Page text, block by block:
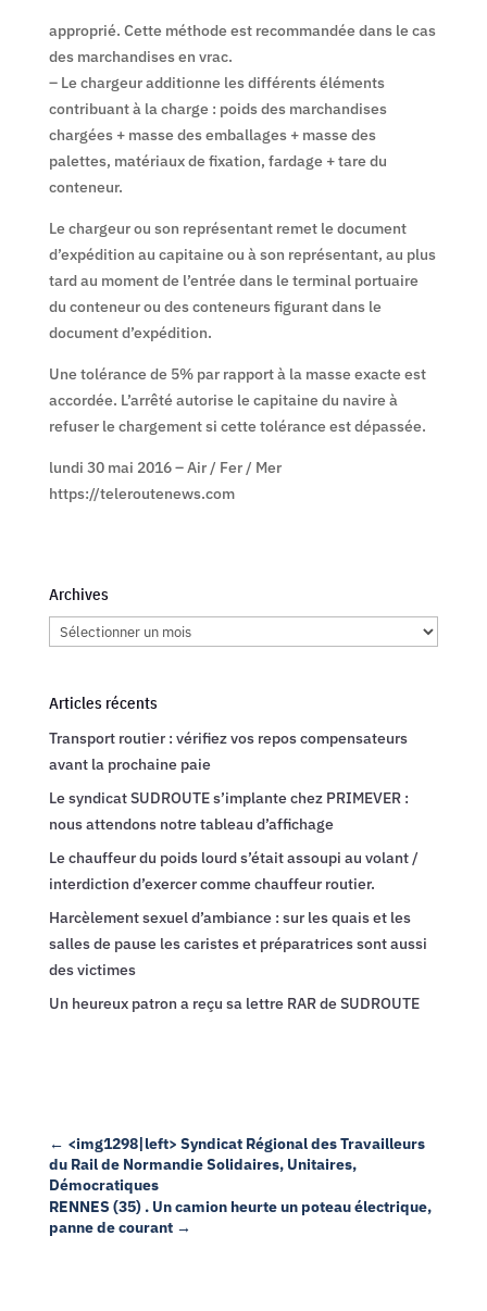
approprié. Cette méthode est recommandée dans le cas
des marchandises en vrac.
– Le chargeur additionne les différents éléments
contribuant à la charge : poids des marchandises
chargées + masse des emballages + masse des
palettes, matériaux de fixation, fardage + tare du
conteneur.
Le chargeur ou son représentant remet le document
d’expédition au capitaine ou à son représentant, au plus
tard au moment de l’entrée dans le terminal portuaire
du conteneur ou des conteneurs figurant dans le
document d’expédition.
Une tolérance de 5% par rapport à la masse exacte est
accordée. L’arrêté autorise le capitaine du navire à
refuser le chargement si cette tolérance est dépassée.
lundi 30 mai 2016 – Air / Fer / Mer
https://teleroutenews.com
Archives
Archives
Articles récents
Transport routier : vérifiez vos repos compensateurs
avant la prochaine paie
Le syndicat SUDROUTE s’implante chez PRIMEVER :
nous attendons notre tableau d’affichage
Le chauffeur du poids lourd s’était assoupi au volant /
interdiction d’exercer comme chauffeur routier.
Harcèlement sexuel d’ambiance : sur les quais et les
salles de pause les caristes et préparatrices sont aussi
des victimes
Un heureux patron a reçu sa lettre RAR de SUDROUTE
← <img1298|left> Syndicat Régional des Travailleurs
du Rail de Normandie Solidaires, Unitaires,
Démocratiques
RENNES (35) . Un camion heurte un poteau électrique,
panne de courant→